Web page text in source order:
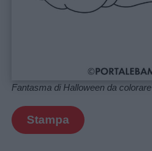
Fantasma di Halloween da colorare
Stampa